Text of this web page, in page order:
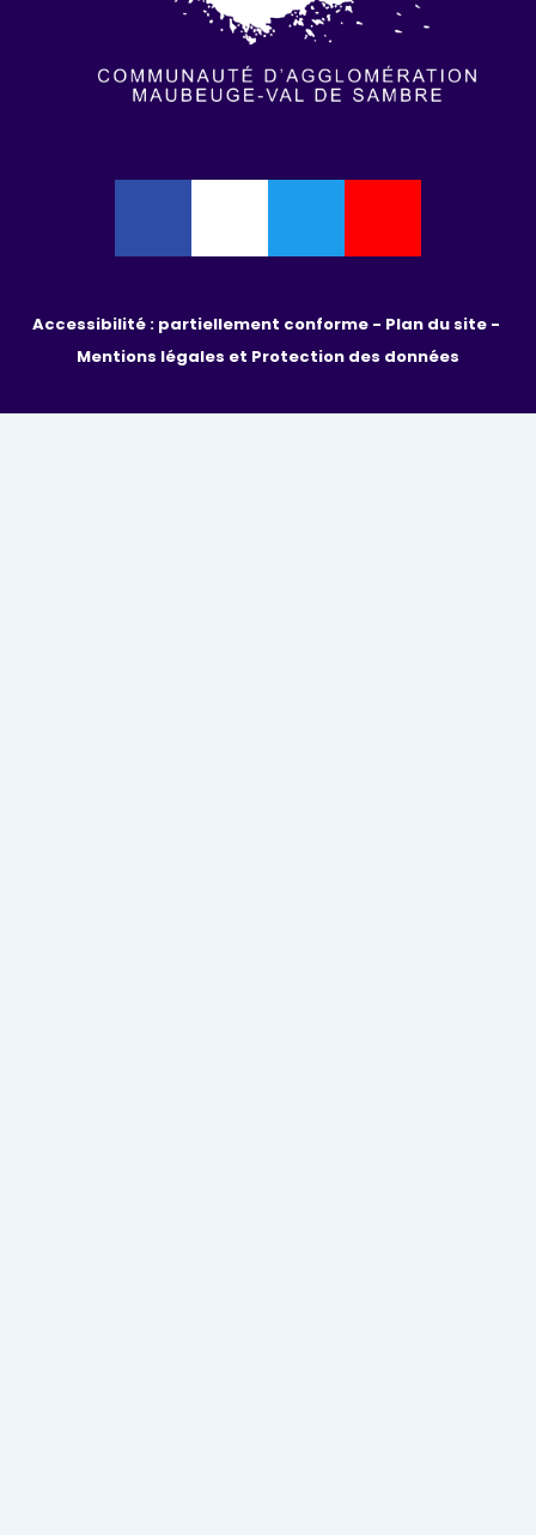
Accessibilité : partiellement conforme -
Mentions légales et Protection des données